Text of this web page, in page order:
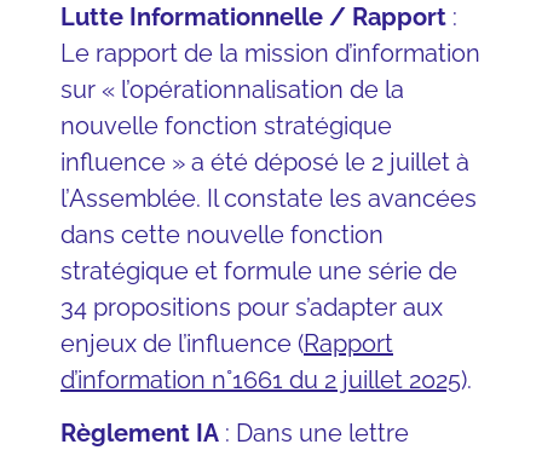
Lutte Informationnelle / Rapport :
Le rapport de la mission d’information
sur « l’opérationnalisation de la
nouvelle fonction stratégique
influence » a été déposé le 2 juillet à
l’Assemblée. Il constate les avancées
dans cette nouvelle fonction
stratégique et formule une série de
34 propositions pour s’adapter aux
enjeux de l’influence (Rapport
d’information n°1661 du 2 juillet 2025).
Règlement IA : Dans une lettre